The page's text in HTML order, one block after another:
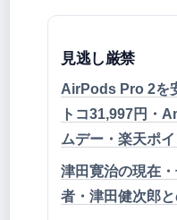
見逃し厳禁
AirPods Pro 2を
トコ31,997円・
ムデー・楽天ポ
津田寛治の現在
者・津田健次郎